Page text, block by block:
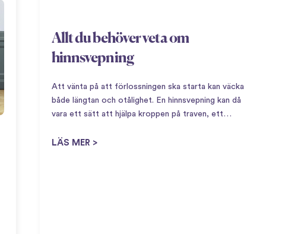
Allt du behöver veta om
hinnsvepning
Att vänta på att förlossningen ska starta kan väcka
både längtan och otålighet. En hinnsvepning kan då
vara ett sätt att hjälpa kroppen på traven, ett
kroppen börjar bli redo. Vad är en hinnsvepning?…
LÄS MER >